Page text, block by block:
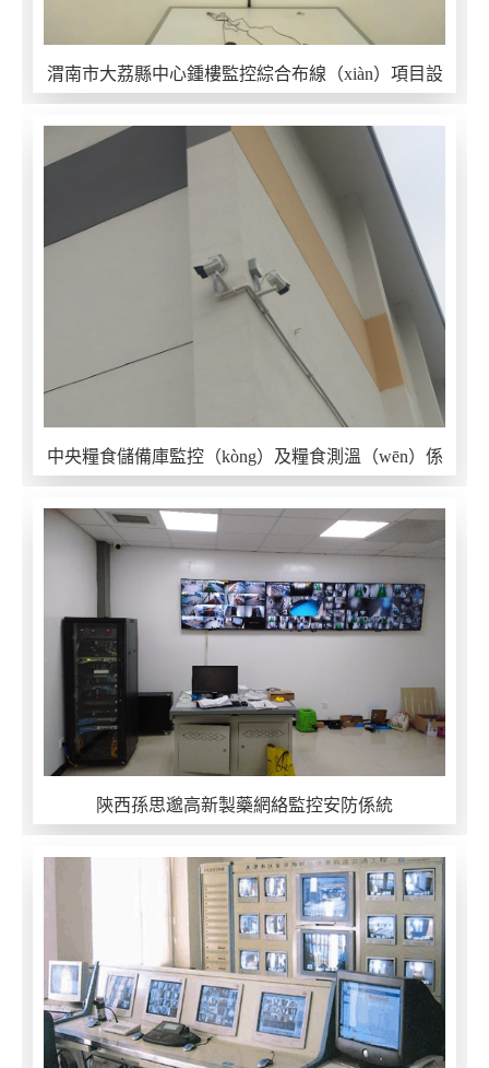
渭南市大荔縣中心鍾樓監控綜合布線（xiàn）項目設
中央糧食儲備庫監控（kòng）及糧食測溫（wēn）係
陝西孫思邈高新製藥網絡監控安防係統